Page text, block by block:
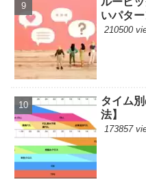
いパタ
210500
タイム
法】
173857